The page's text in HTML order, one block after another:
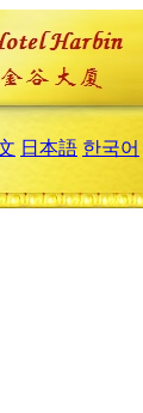
日本語 한국어